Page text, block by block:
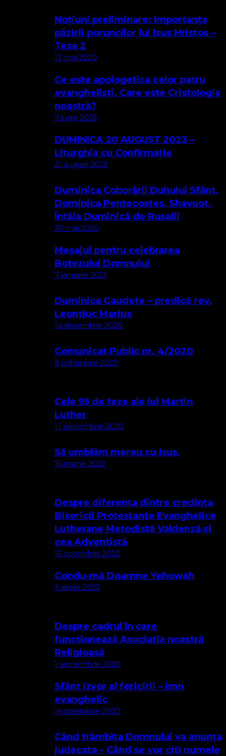
Noțiuni preliminare: Importanța
păzirii poruncilor lui Isus Hristos –
Teza 2
13 mai 2020
Ce este apologetica celor patru
evangheliști. Care este Cristologia
noastră?
9 iunie 2023
DUMINICA 20 AUGUST 2023 –
Liturghia cu Confirmație
21 august 2023
Duminica Coborârii Duhului Sfânt,
Dominica Pentecostes, Shavuot.
Întâia Duminică de Rusalii
30 mai 2020
Mesajul pentru celebrarea
Botezului Domnului
7 ianuarie 2021
Duminica Gaudete – predică rev.
Leontiuc Marius
14 decembrie 2020
Comunicat Public nr. 4/2020
9 octombrie 2020
Cele 95 de teze ale lui Martin
Luther
11 septembrie 2020
Să umblăm mereu cu Isus,
15 martie 2022
Despre diferența dintre credința
Bisericii Protestante Evanghelice
Lutherane Metodistă Valdenză și
cea Adventistă
16 octombrie 2022
Condu-mă Doamne Yehowah
3 aprilie 2023
Despre cadrul în care
funcționează Asociația noastră
Religioasă
1 septembrie 2020
Sfânt izvor al fericirii – imn
evanghelic
14 noiembrie 2020
Când trâmbița Domnului va anunța
judecata – Când se vor citi numele